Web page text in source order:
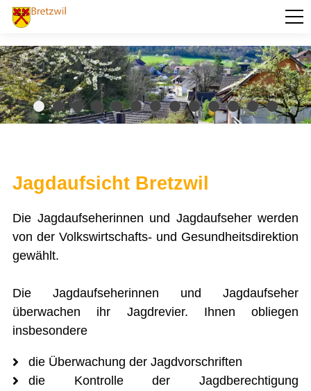
PORTRÄT
AKTUELLES
VERWALTUNG
SOZIALES / GESUNDHEIT
VERKEHR
SICHERHEIT
Baselbieter Energiepaket
Forstbetrieb Frenkentäler
Hundehaltung
Kadaverentsorgung
Kant. Nutzungsplanung Gewässer
Jagdaufsicht Bretzwil
Die Jagdaufseherinnen und Jagdaufseher werden
von der Volkswirtschafts- und Gesundheitsdirektion
gewählt.
Die Jagdaufseherinnen und Jagdaufseher
überwachen ihr Jagdrevier. Ihnen obliegen
insbesondere
die Überwachung der Jagdvorschriften
die Kontrolle der Jagdberechtigung